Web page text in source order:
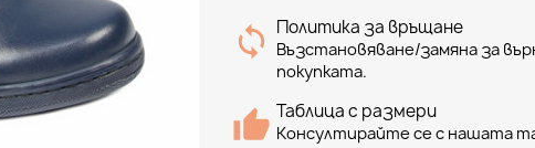
Политика за връщане
Възстановяване/замяна за
покупката.
Таблица с размери
Консултирайте се с нашата